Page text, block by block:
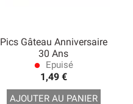
Pics Gâteau Anniversaire
30 Ans
lens Epuisé
1,49 €
AJOUTER AU PANIER